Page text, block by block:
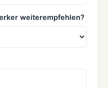
weiterempfehlen?